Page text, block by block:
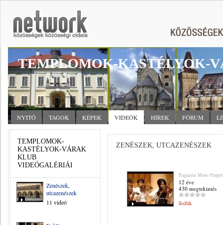
TEMPLOMOK-KASTÉLYOK-
NYITÓ TAGOK KÉPEK VIDEÓK HÍREK FÓRUM
TEMPLOMOK-
KASTÉLYOK-VÁRAK
KLUB
VIDEÓGALÉRIÁI
Zenészek,
utcazenészek
11 videó
ZENÉSZEK, UTCAZENÉSZEK
Paganini Moto
12 éve
430 megtekintés
Jedlik